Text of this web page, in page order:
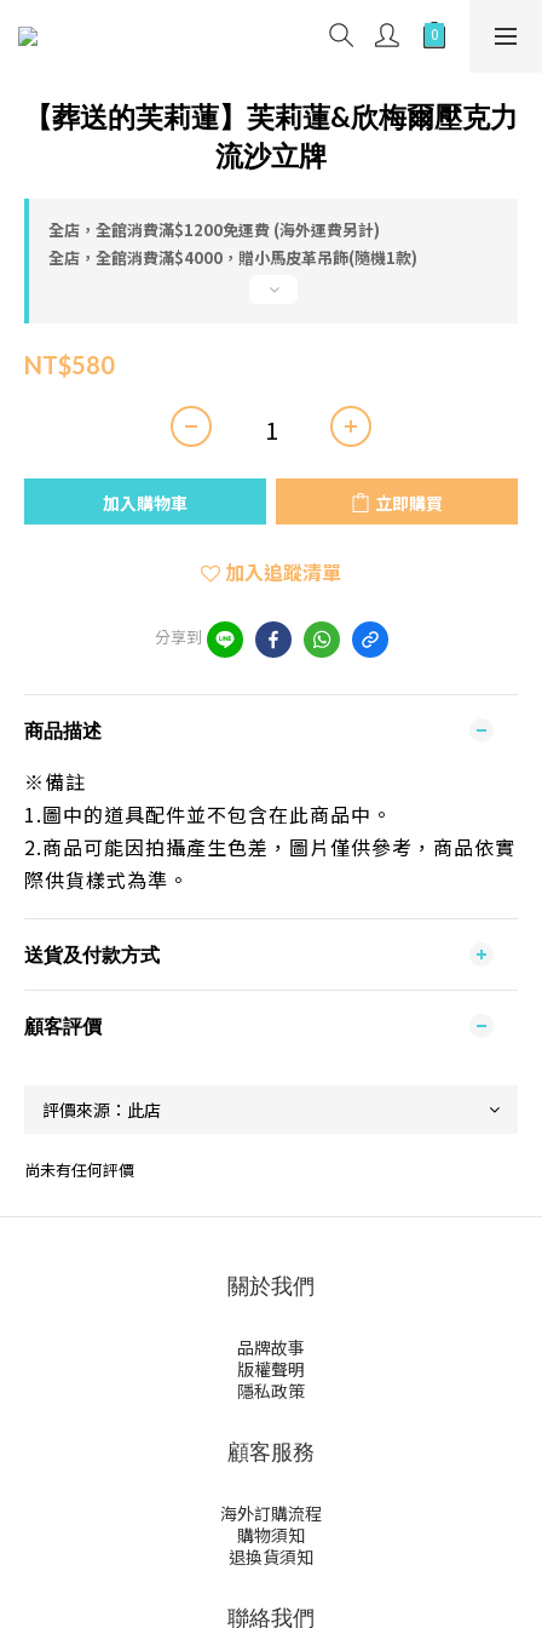
【葬送的芙莉蓮】芙莉蓮&欣梅爾壓克力
流沙立牌
全店，全館消費滿$1200免運費 (海外運費另計)
全店，全館消費滿$4000，贈小馬皮革吊飾(隨機1款)
NT$580
加入購物車 立即購買
加入追蹤清單
分享到
商品描述
※備註
1.圖中的道具配件並不包含在此商品中。
2.商品可能因拍攝產生色差，圖片僅供參考，商品依實
際供貨樣式為準。
送貨及付款方式
顧客評價
尚未有任何評價
關於我們
品牌故事
版權聲明
隱私政策
顧客服務
海外訂購流程
購物須知
退換貨須知
聯絡我們